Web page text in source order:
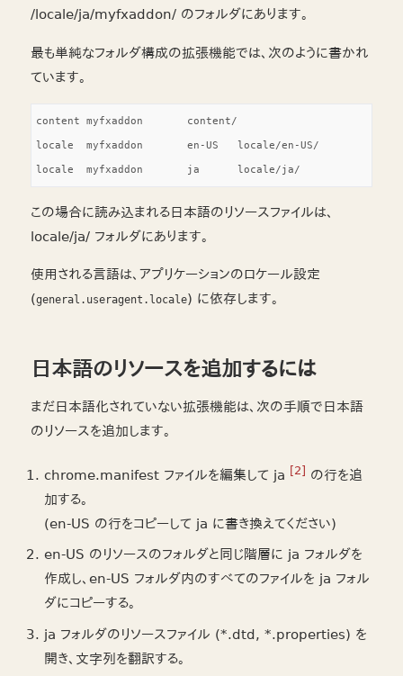
/locale/ja/myfxaddon/ のフォルダにあります。
最も単純なフォルダ構成の拡張機能では、次のように書かれ
ています。
content	myfxaddon	content/
locale	myfxaddon	en-US	locale/en-US/
この場合に読み込まれる日本語のリソースファイルは、
locale/ja/ フォルダにあります。
使用される言語は、アプリケーションのロケール設定
(general.useragent.locale) に依存します。
日本語のリソースを追加するには
まだ日本語化されていない拡張機能は、次の手順で日本語
のリソースを追加します。
chrome.manifest ファイルを編集して ja [2] の行を追
加する。
(en-US の行をコピーして ja に書き換えてください)
en-US のリソースのフォルダと同じ階層に ja フォルダを
作成し、en-US フォルダ内のすべてのファイルを ja フォル
ダにコピーする。
ja フォルダのリソースファイル (*.dtd, *.properties) を
開き、文字列を翻訳する。